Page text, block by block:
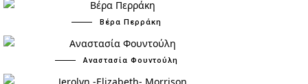
Βέρα Περράκη
Αναστασία Φουντούλη